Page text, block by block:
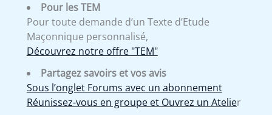
Pour les TEM
Pour toute demande d’un Texte d’Etude
Maçonnique personnalisé,
Découvrez notre offre "TEM"
Partagez savoirs et vos avis
Sous l’onglet Forums avec un abonnement
Réunissez-vous en groupe et Ouvrez un Atelier